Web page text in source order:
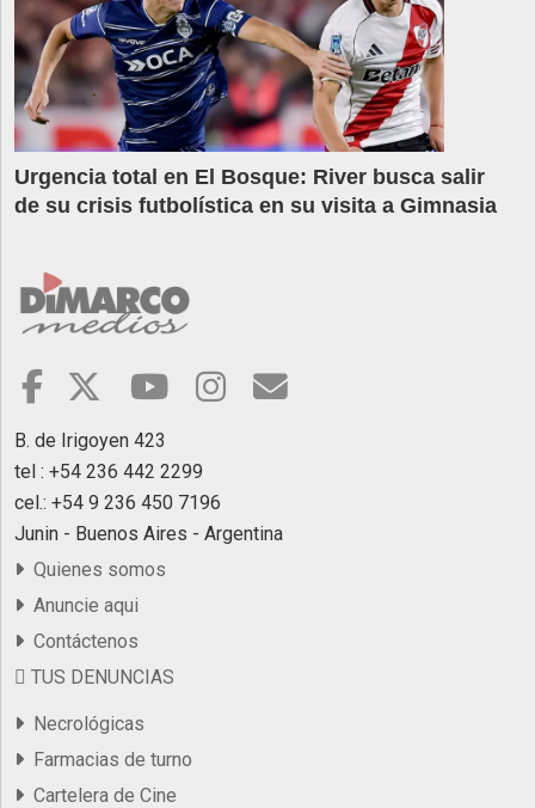
Urgencia total en El Bosque: River busca salir
de su crisis futbolística en su visita a Gimnasia
B. de Irigoyen 423
tel : +54 236 442 2299
cel.: +54 9 236 450 7196
Junin - Buenos Aires - Argentina
Quienes somos
Anuncie aqui
Contáctenos
TUS DENUNCIAS
Necrológicas
Farmacias de turno
Cartelera de Cine